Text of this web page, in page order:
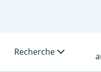
Recherche